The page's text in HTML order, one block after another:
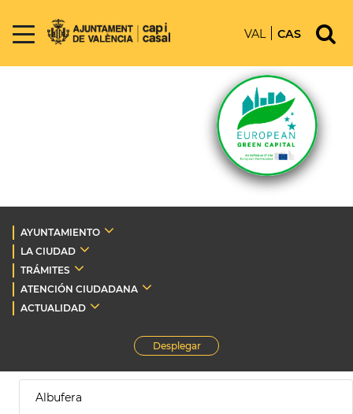
VAL CAS
AYUNTAMIENTO
LA CIUDAD
TRÁMITES
ATENCIÓN CIUDADANA
ACTUALIDAD
Desplegar
Albufera